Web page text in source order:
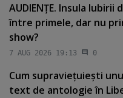
AUDIENŢE. Insula Iubirii
între primele, dar nu
show?
7 AUG 2026 19:13 0
Cum supravieţuieşti
text de antologie în